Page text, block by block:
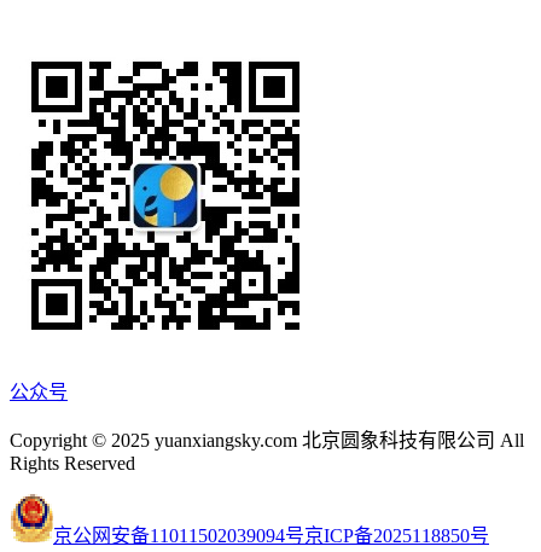
公众号
Copyright © 2025 yuanxiangsky.com 北京圆象科技有限公司 All
Rights Reserved
京公网安备11011502039094号京ICP备2025118850号